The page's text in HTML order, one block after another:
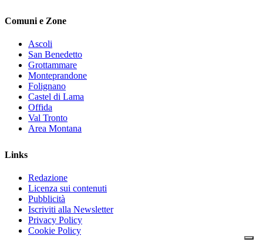
Comuni e Zone
Ascoli
San Benedetto
Grottammare
Monteprandone
Folignano
Castel di Lama
Offida
Val Tronto
Area Montana
Links
Redazione
Licenza sui contenuti
Pubblicità
Iscriviti alla Newsletter
Privacy Policy
Cookie Policy